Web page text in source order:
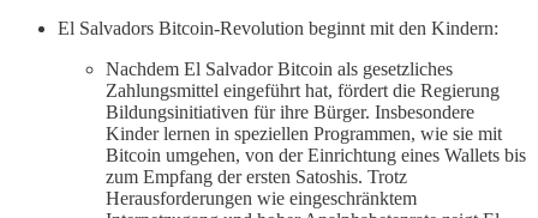
El Salvadors Bitcoin-Revolution beginnt mit den Kindern:
Nachdem El Salvador Bitcoin als gesetzliches
Zahlungsmittel eingeführt hat, fördert die Regierung
Bildungsinitiativen für ihre Bürger. Insbesondere
Kinder lernen in speziellen Programmen, wie sie mit
Bitcoin umgehen, von der Einrichtung eines Wallets bis
zum Empfang der ersten Satoshis. Trotz
Herausforderungen wie eingeschränktem